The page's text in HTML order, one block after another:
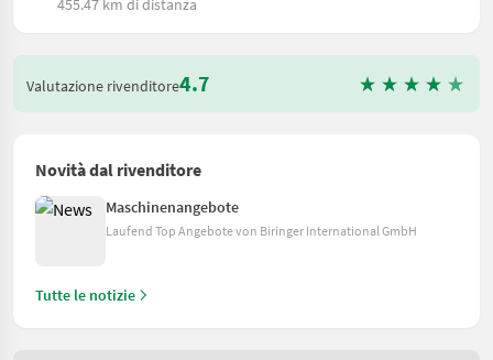
455.47 km di distanza
Valutazione rivenditore4.7
Novità dal rivenditore
Maschinenangebote
Laufend Top Angebote von Biringer International GmbH
Tutte le notizie